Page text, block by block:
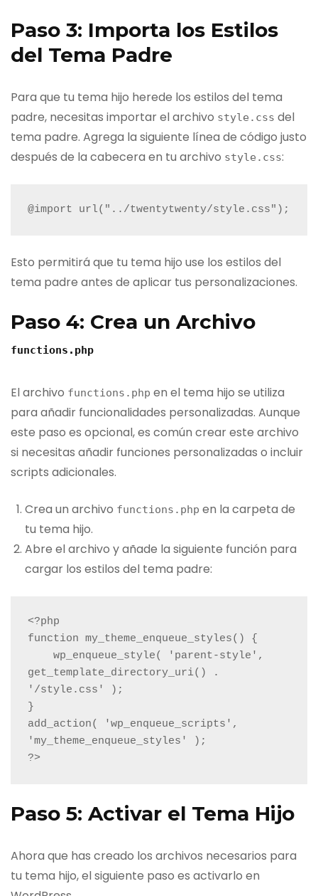
Paso 3: Importa los Estilos
del Tema Padre
Para que tu tema hijo herede los estilos del tema
padre, necesitas importar el archivo style.css del
tema padre. Agrega la siguiente línea de código justo
después de la cabecera en tu archivo style.css:
@import url("../twentytwenty/style.css");
Esto permitirá que tu tema hijo use los estilos del
tema padre antes de aplicar tus personalizaciones.
Paso 4: Crea un Archivo
functions.php
El archivo functions.php en el tema hijo se utiliza
para añadir funcionalidades personalizadas. Aunque
este paso es opcional, es común crear este archivo
si necesitas añadir funciones personalizadas o incluir
scripts adicionales.
Crea un archivo functions.php en la carpeta de
tu tema hijo.
Abre el archivo y añade la siguiente función para
cargar los estilos del tema padre:
<?php
function my_theme_enqueue_styles() {
get_template_directory_uri() .
'/style.css' );
}
add_action( 'wp_enqueue_scripts',
'my_theme_enqueue_styles' );
?>
Paso 5: Activar el Tema Hijo
Ahora que has creado los archivos necesarios para
tu tema hijo, el siguiente paso es activarlo en